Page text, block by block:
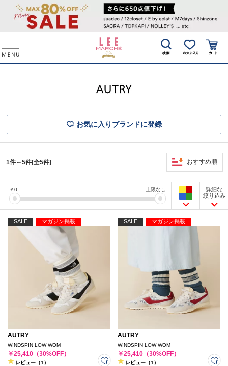
お気に入りブランドに登録
1件～5件[全5件] おすすめ順
￥0 上限なし
詳細な
絞り込み
SALE マガジン掲載
AUTRY
WINDSPIN LOW WOM
￥25,410（30%OFF）
レビュー（1）
SALE マガジン掲載
AUTRY
WINDSPIN LOW WOM
￥25,410（30%OFF）
レビュー（1）